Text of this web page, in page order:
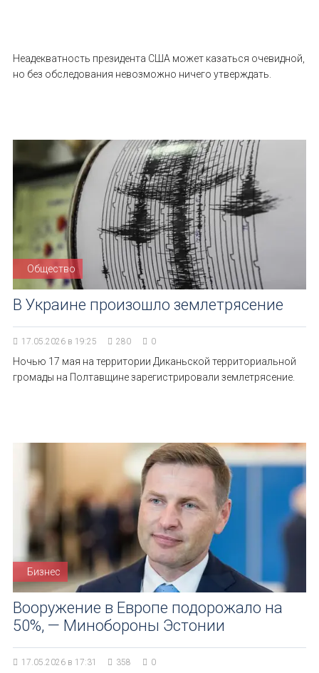
Неадекватность президента США может казаться очевидной,
но без обследования невозможно ничего утверждать.
Общество
В Украине произошло землетрясение
17.05.2026 в 19:25 280 0
Ночью 17 мая на территории Диканьской территориальной
громады на Полтавщине зарегистрировали землетрясение.
Бизнес
Вооружение в Европе подорожало на
50%, — Минобороны Эстонии
17.05.2026 в 17:31 358 0